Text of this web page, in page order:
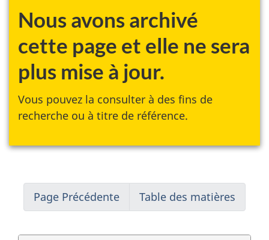
Nous avons archivé
cette page et elle ne sera
plus mise à jour.
Vous pouvez la consulter à des fins de
recherche ou à titre de référence.
Page Précédente Table des matières